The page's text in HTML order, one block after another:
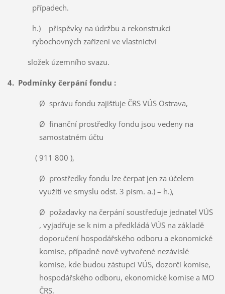
případech.
h.) příspěvky na údržbu a rekonstrukci
rybochovných zařízení ve vlastnictví
složek územního svazu.
4. Podmínky čerpání fondu :
Ø správu fondu zajišťuje ČRS VÚS Ostrava,
Ø finanční prostředky fondu jsou vedeny na
samostatném účtu
( 911 800 ),
Ø prostředky fondu lze čerpat jen za účelem
využití ve smyslu odst. 3 písm. a.) – h.),
Ø požadavky na čerpání soustřeďuje jednatel VÚS
, vyjadřuje se k nim a předkládá VÚS na základě
doporučení hospodářského odboru a ekonomické
komise, případně nově vytvořené nezávislé
komise, kde budou zástupci VÚS, dozorčí komise,
hospodářského odboru, ekonomické komise a MO
ČRS,